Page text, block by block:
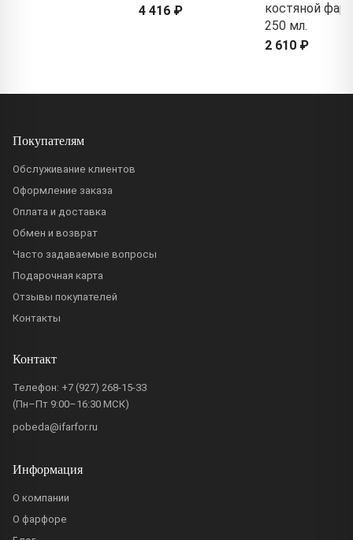
4 416 ₽
костяной
250 мл.
2 610 ₽
Покупателям
Обслуживание клиентов
Оформление заказа
Оплата и доставка
Обмен и возврат
Часто задаваемые вопросы
Подарочная карта
Отзывы покупателей
Контакты
Контакт
Телефон: +7 (927) 268-15-33
(Пн–Пт 9:00–16:30 МСК)
pobeda@ifarfor.ru
Информация
О компании
О фарфоре